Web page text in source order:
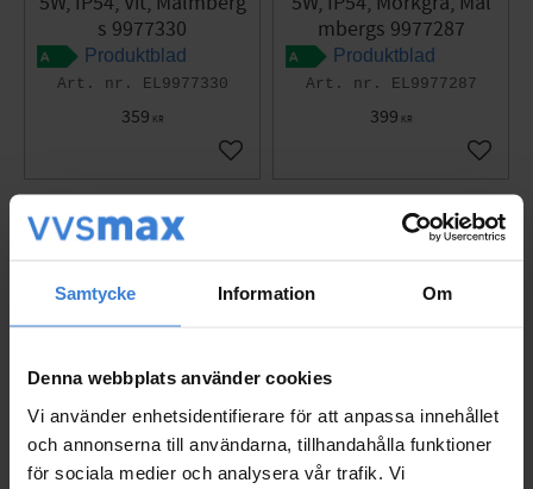
Samtycke Information Om
Denna webbplats använder cookies
Vi använder enhetsidentifierare för att anpassa innehållet
och annonserna till användarna, tillhandahålla funktioner
för sociala medier och analysera vår trafik. Vi
Du
s 9977330
Produktblad
EL9977330
359 KR
Lägg till i favoriter
mbergs 9977287
Produktblad
EL9977287
399 KR
Lägg